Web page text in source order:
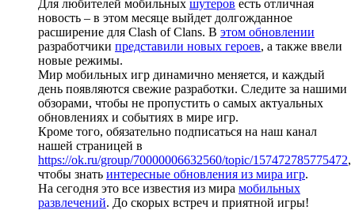
Для любителей мобильных шутеров есть отличная
новость – в этом месяце выйдет долгожданное
расширение для Clash of Clans. В этом обновлении
разработчики представили новых героев, а также ввели
новые режимы.
Мир мобильных игр динамично меняется, и каждый
день появляются свежие разработки. Следите за нашими
обзорами, чтобы не пропустить о самых актуальных
обновлениях и событиях в мире игр.
Кроме того, обязательно подписаться на наш канал
нашей страницей в
https://ok.ru/group/70000006632560/topic/157472785775472,
чтобы знать интересные обновления из мира игр.
На сегодня это все известия из мира мобильных
развлечений. До скорых встреч и приятной игры!